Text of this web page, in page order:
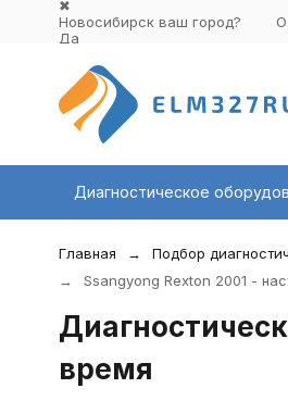
✖
Новосибирск ваш город?
Да
Диагностическое
Главная Подбор
Ssangyong Rexton 2001 -
время